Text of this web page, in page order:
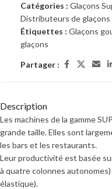
Catégories : Glaçons
Distributeurs de glaçons
Étiquettes : Glaçons
glaçons
Partager :
Description
Les machines de la gamme
grande taille. Elles sont
les bars et les restaurants.
Leur productivité est basée
à quatre colonnes
élastique).